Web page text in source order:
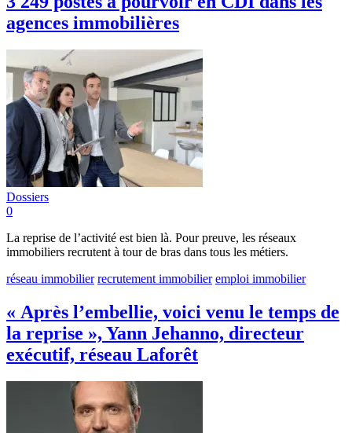
agences immobilières
Dossiers
0
La reprise de l’activité est bien là. Pour preuve, les réseaux
immobiliers recrutent à tour de bras dans tous les métiers.
réseau immobilier recrutement immobilier emploi immobilier
« Après l’embellie, voici venu le temps de
la reprise », Yann Jehanno, directeur
exécutif, réseau Laforêt